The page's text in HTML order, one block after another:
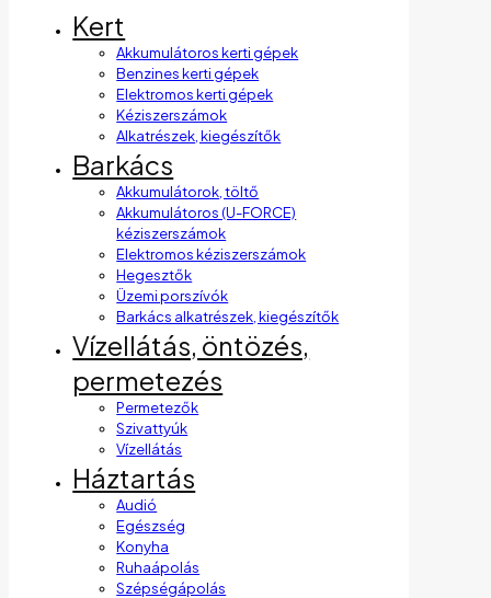
Kert
Akkumulátoros kerti gépek
Benzines kerti gépek
Elektromos kerti gépek
Kéziszerszámok
Alkatrészek, kiegészítők
Barkács
Akkumulátorok, töltő
Akkumulátoros (U-FORCE)
kéziszerszámok
Elektromos kéziszerszámok
Hegesztők
Üzemi porszívók
Barkács alkatrészek, kiegészítők
Vízellátás, öntözés,
permetezés
Permetezők
Szivattyúk
Vízellátás
Háztartás
Audió
Egészség
Konyha
Ruhaápolás
Szépségápolás